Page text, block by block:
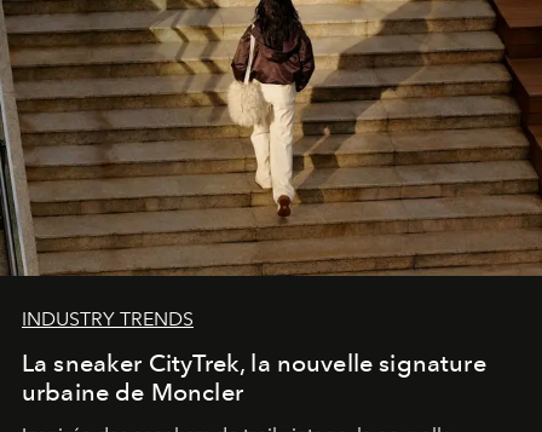
INDUSTRY TRENDS
La sneaker CityTrek, la nouvelle signature
urbaine de Moncler